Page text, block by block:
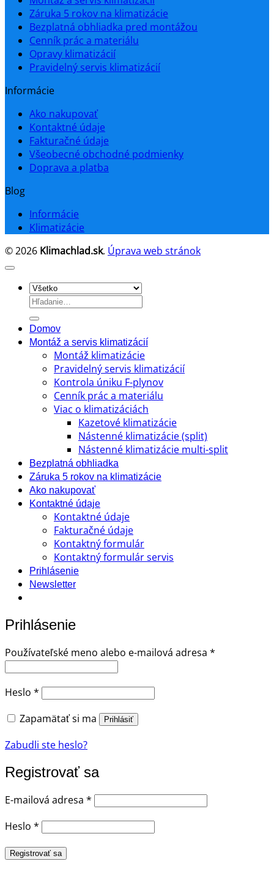
Záruka 5 rokov na klimatizácie
Bezplatná obhliadka pred montážou
Cenník prác a materiálu
Opravy klimatizácií
Pravidelný servis klimatizácií
Informácie
Ako nakupovať
Kontaktné údaje
Fakturačné údaje
Všeobecné obchodné podmienky
Doprava a platba
Blog
Informácie
Klimatizácie
© 2026 Klimachlad.sk. Úprava web stránok
Hľadať:
Domov
Montáž a servis klimatizácií
Montáž klimatizácie
Pravidelný servis klimatizácií
Kontrola úniku F-plynov
Cenník prác a materiálu
Viac o klimatizáciách
Kazetové klimatizácie
Nástenné klimatizácie (split)
Nástenné klimatizácie multi-split
Bezplatná obhliadka
Záruka 5 rokov na klimatizácie
Ako nakupovať
Kontaktné údaje
Kontaktné údaje
Fakturačné údaje
Kontaktný formulár
Kontaktný formulár servis
Prihlásenie
Newsletter
Prihlásenie
Používateľské meno alebo e-mailová adresa *
Heslo * Povinné
Zapamätať si ma
Prihlásiť
Zabudli ste heslo?
Registrovať sa
E-mailová adresa * Povinné
Heslo * Povinné
Registrovať sa